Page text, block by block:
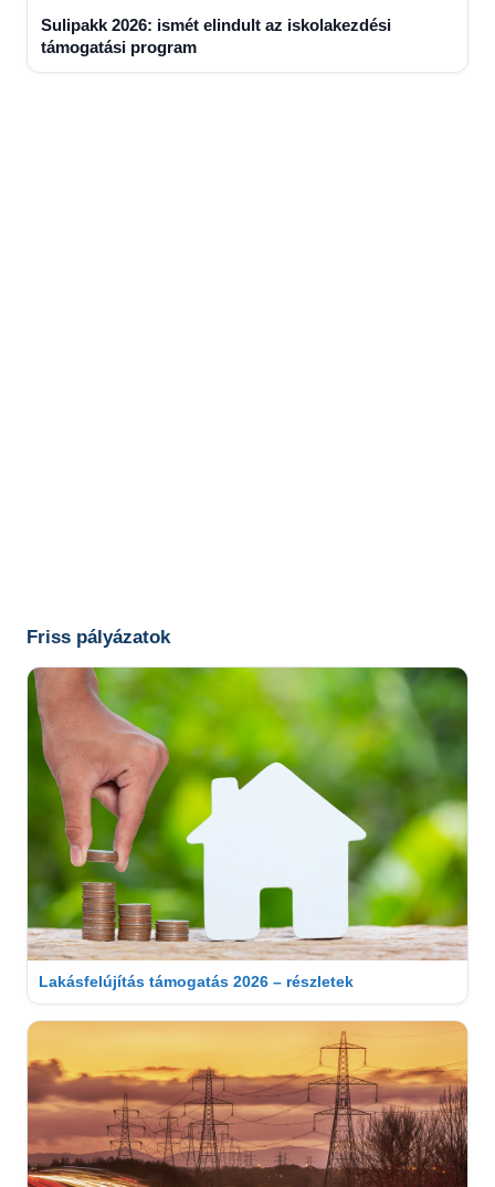
Sulipakk 2026: ismét elindult az iskolakezdési
támogatási program
Friss pályázatok
Lakásfelújítás támogatás 2026 – részletek